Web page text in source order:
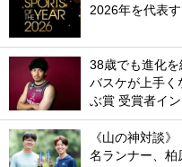
2026年を代表
38歳でも進化
バスケが上手く
ぶ賞 受賞者イン
《山の神対談
名ランナー、柏